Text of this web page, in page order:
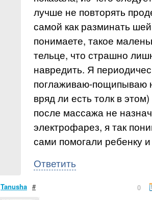
лучше не повторять
самой как разминать
понимаете, такое
тельце, что страшно
навредить. Я
поглаживаю-пощипываю
вряд ли есть толк в
после массажа не
электрофарез, я так
сами помогали ребенку
Ответить
Tanusha # 0